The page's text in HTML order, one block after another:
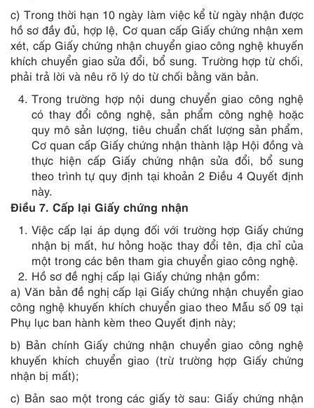
c) Trong thời hạn 10 ngày làm việc kể từ ngày nhận được
hồ sơ đầy đủ, hợp lệ, Cơ quan cấp Giấy chứng nhận xem
xét, cấp Giấy chứng nhận chuyển giao công nghệ khuyến
khích chuyển giao sửa đổi, bổ sung. Trường hợp từ chối,
phải trả lời và nêu rõ lý do từ chối bằng văn bản.
Trong trường hợp nội dung chuyển giao công nghệ
có thay đổi công nghệ, sản phẩm công nghệ hoặc
quy mô sản lượng, tiêu chuẩn chất lượng sản phẩm,
Cơ quan cấp Giấy chứng nhận thành lập Hội đồng và
thực hiện cấp Giấy chứng nhận sửa đổi, bổ sung
theo trình tự quy định tại khoản 2 Điều 4 Quyết định
này.
Điều 7. Cấp lại Giấy chứng nhận
Việc cấp lại áp dụng đối với trường hợp Giấy chứng
nhận bị mất, hư hỏng hoặc thay đổi tên, địa chỉ của
một trong các bên tham gia chuyển giao công nghệ.
Hồ sơ đề nghị cấp lại Giấy chứng nhận gồm:
a) Văn bản đề nghị cấp lại Giấy chứng nhận chuyển giao
công nghệ khuyến khích chuyển giao theo Mẫu số 09 tại
Phụ lục ban hành kèm theo Quyết định này;
b) Bản chính Giấy chứng nhận chuyển giao công nghệ
khuyến khích chuyển giao (trừ trường hợp Giấy chứng
nhận bị mất);
c) Bản sao một trong các giấy tờ sau: Giấy chứng nhận